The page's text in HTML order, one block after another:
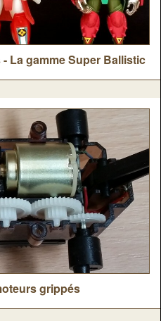
La gamme Super Ballistic
grippés